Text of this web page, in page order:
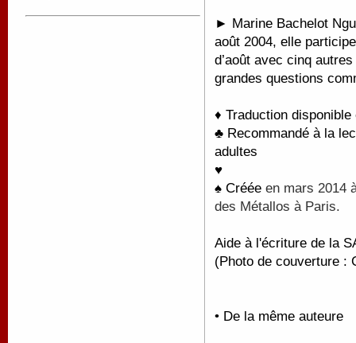
► Marine Bachelot
août 2004, elle
d’août avec cinq
grandes questions
♦ Traduction
♣ Recommandé à la
adultes
♥
♠ Créée en mars 2014
des Métallos à Paris.
Aide à l'écriture de la
(Photo de couverture :
• De la même auteure